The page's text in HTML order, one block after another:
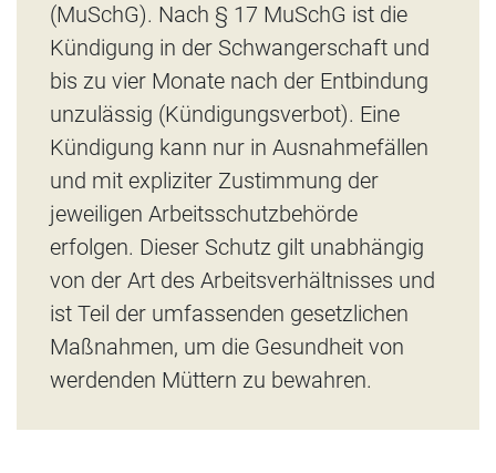
(MuSchG). Nach § 17 MuSchG ist die
Kündigung in der Schwangerschaft und
bis zu vier Monate nach der Entbindung
unzulässig (Kündigungsverbot). Eine
Kündigung kann nur in Ausnahmefällen
und mit expliziter Zustimmung der
jeweiligen Arbeitsschutzbehörde
erfolgen. Dieser Schutz gilt unabhängig
von der Art des Arbeitsverhältnisses und
ist Teil der umfassenden gesetzlichen
Maßnahmen, um die Gesundheit von
werdenden Müttern zu bewahren.